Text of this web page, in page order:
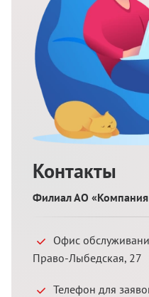
Контакты
Филиал АО
Офис
Право-Лыбедская, 27
Телефон для